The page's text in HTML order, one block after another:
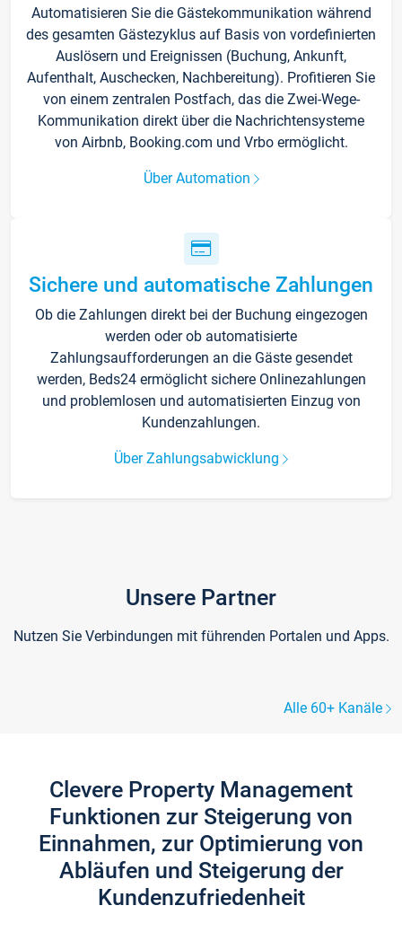
Automatisieren Sie die Gästekommunikation während
des gesamten Gästezyklus auf Basis von vordefinierten
Auslösern und Ereignissen (Buchung, Ankunft,
Aufenthalt, Auschecken, Nachbereitung). Profitieren Sie
von einem zentralen Postfach, das die Zwei-Wege-
Kommunikation direkt über die Nachrichtensysteme
von Airbnb, Booking.com und Vrbo ermöglicht.
Über Automation
Sichere und automatische Zahlungen
Ob die Zahlungen direkt bei der Buchung eingezogen
werden oder ob automatisierte
Zahlungsaufforderungen an die Gäste gesendet
werden, Beds24 ermöglicht sichere Onlinezahlungen
und problemlosen und automatisierten Einzug von
Kundenzahlungen.
Über Zahlungsabwicklung
Unsere Partner
Nutzen Sie Verbindungen mit führenden Portalen und Apps.
Alle 60+ Kanäle
Clevere Property Management
Funktionen zur Steigerung von
Einnahmen, zur Optimierung von
Abläufen und Steigerung der
Kundenzufriedenheit